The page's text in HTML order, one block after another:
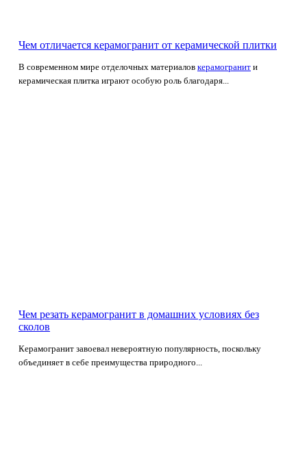
Чем отличается керамогранит от керамической плитки
В современном мире отделочных материалов керамогранит и
керамическая плитка играют особую роль благодаря...
Чем резать керамогранит в домашних условиях без
сколов
Керамогранит завоевал невероятную популярность, поскольку
объединяет в себе преимущества природного...